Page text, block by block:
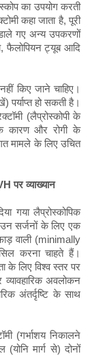
का उपयोग करती
कहा जाता है, पूरी
गए अन्य उपकरणों
फैलोपियन ट्यूब आदि
किए जाने चाहिए।
पर्याप्त हो सकती है।
(लैप्रोस्कोपी के
के कारण और रोगी के
मामले के लिए उचित
पर व्याख्यान
गया लैप्रोस्कोपिक
उन सर्जनों के लिए एक
वाली (minimally
करना चाहते हैं।
के लिए विश्व स्तर पर
अवलोकन
अंतर्दृष्टि के साथ
(गर्भाशय निकालने
मार्ग से) दोनों